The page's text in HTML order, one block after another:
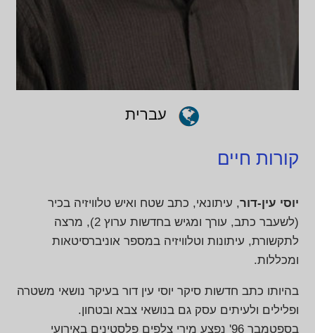
עברית
קורות חיים
יוסי עין-דור, עיתונאי, כתב שטח ואיש טלוויזיה בכיר
(לשעבר כתב, עורך ומגיש בחדשות ערוץ 2), מרצה
לתקשורת, עיתונות וטלוויזיה במספר אוניברסיטאות
ומכללות.
בהיותו כתב חדשות סיקר יוסי עין דור בעיקר נושאי משטרה
ופלילים ולעיתים עסק גם בנושאי צבא ובטחון.
בספטמבר 96' נפצע מירי צלפים פלסטינים באירועי